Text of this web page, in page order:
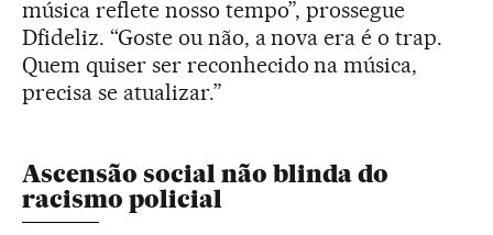
música reflete nosso tempo”, prossegue
Dfideliz. “Goste ou não, a nova era é o trap.
Quem quiser ser reconhecido na música,
precisa se atualizar.”
Ascensão social não blinda do
racismo policial